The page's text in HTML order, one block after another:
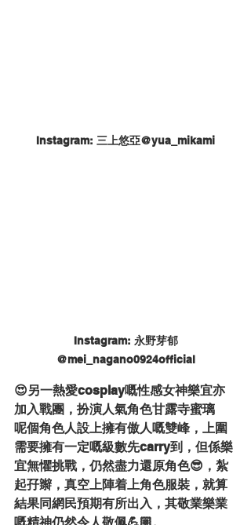
Instagram: 三上悠亞@yua_mikami
Instagram: 永野芽郁
@mei_nagano0924official
😍另一熱愛cosplay嘅性感女神樂宜亦
加入戰團，扮演人氣角色甘露寺蜜璃
呢個角色人設上擁有傲人嘅雙峰，上圍
需要擁有一定嘅級數先carry到，但係樂
宜無懼挑戰，仍然盡力還原角色😎，紮
起孖辮，真空上陣着上角色服裝，就算
結果同網民預期有所出入，其敬業樂業